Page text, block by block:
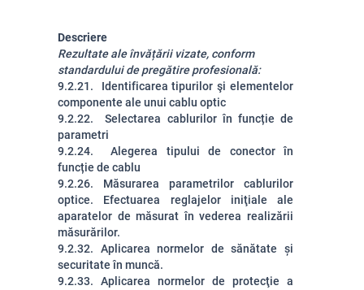
Descriere
Rezultate ale învățării vizate, conform
standardului de pregătire profesională:
9.2.21. Identificarea tipurilor şi elementelor
componente ale unui cablu optic
9.2.22. Selectarea cablurilor în funcție de
parametri
9.2.24. Alegerea tipului de conector în
funcție de cablu
9.2.26. Măsurarea parametrilor cablurilor
optice. Efectuarea reglajelor iniţiale ale
aparatelor de măsurat în vederea realizării
măsurărilor.
9.2.32. Aplicarea normelor de sănătate și
securitate în muncă.
9.2.33. Aplicarea normelor de protecţie a